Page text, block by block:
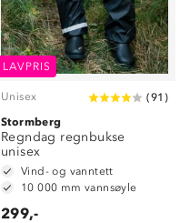
LAVPRIS
Unisex (91 )
Stormberg
Regndag regnbukse
unisex
Vind- og vanntett
10 000 mm vannsøyle
299,-